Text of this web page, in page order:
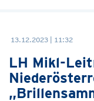
13.12.2023 | 11:32
LH Mikl-